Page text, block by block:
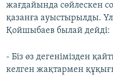
жағдайында сөйлескен
қазанға ауыстырылды.
Қойшыбаев былай дейді:
- Біз өз дегенімізден
келген жақтармен